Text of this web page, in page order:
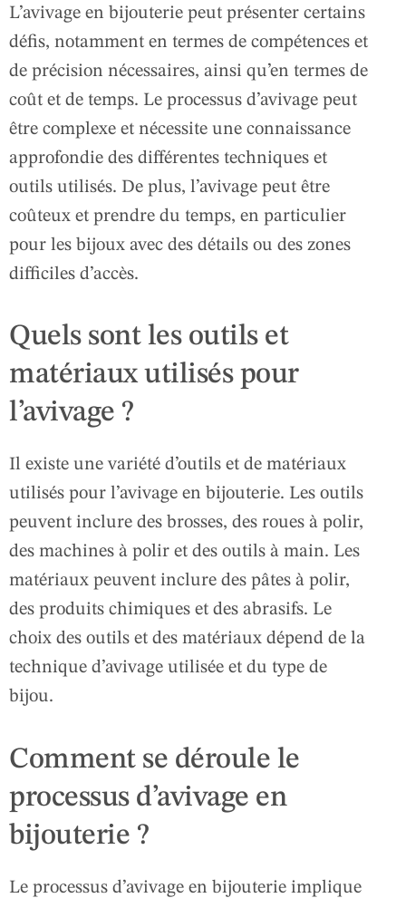
L’avivage en bijouterie peut présenter certains
défis, notamment en termes de compétences et
de précision nécessaires, ainsi qu’en termes de
coût et de temps. Le processus d’avivage peut
être complexe et nécessite une connaissance
approfondie des différentes techniques et
outils utilisés. De plus, l’avivage peut être
coûteux et prendre du temps, en particulier
pour les bijoux avec des détails ou des zones
difficiles d’accès.
Quels sont les outils et
matériaux utilisés pour
l’avivage ?
Il existe une variété d’outils et de matériaux
utilisés pour l’avivage en bijouterie. Les outils
peuvent inclure des brosses, des roues à polir,
des machines à polir et des outils à main. Les
matériaux peuvent inclure des pâtes à polir,
des produits chimiques et des abrasifs. Le
choix des outils et des matériaux dépend de la
technique d’avivage utilisée et du type de
bijou.
Comment se déroule le
processus d’avivage en
bijouterie ?
Le processus d’avivage en bijouterie implique